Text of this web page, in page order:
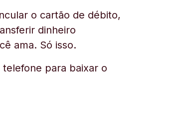
o cartão de débito,
dinheiro
ama. Só isso.
telefone para baixar o